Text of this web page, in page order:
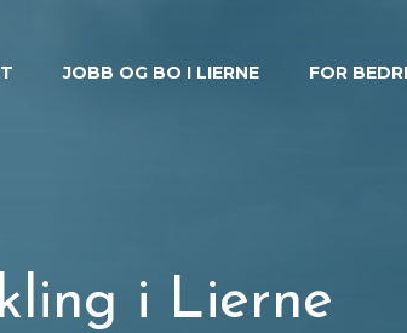
JOBB OG BO I LIERNE FOR
i Lierne